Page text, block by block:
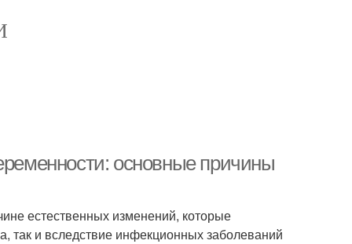
основные причины
естественных изменений, которые
так и вследствие инфекционных заболеваний